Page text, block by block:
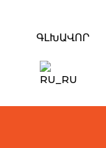
ԳԼԽԱՎՈՐ